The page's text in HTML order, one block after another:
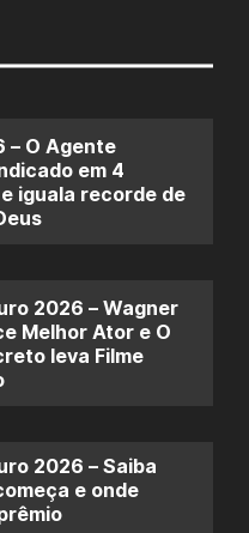
– O Agente
em 4
iguala recorde de
2026 – Wagner
Melhor Ator e O
leva Filme
2026 – Saiba
e onde